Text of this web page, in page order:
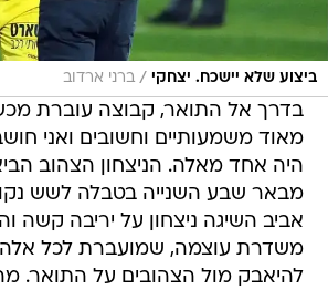
ביצוע שלא יישכח. יצחקי / ברני ארדוב
בדרך אל התואר, קבוצה עוברת
מאוד משמעותיים וחשובים ואני
היה אחד מאלה. הניצחון הצהוב
מבאר שבע השנייה בטבלה לשש
אביב השיגה ניצחון על יריבה קשה
משדרת עוצמה, שמועברת לכל
להיאבק מול הצהובים על התואר.